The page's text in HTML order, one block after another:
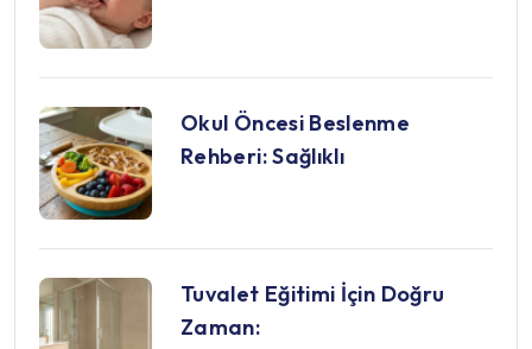
Okul Öncesi Beslenme
Rehberi: Sağlıklı
Tuvalet Eğitimi İçin Doğru
Zaman: